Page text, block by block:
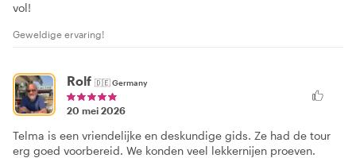
vol!
Geweldige ervaring!
Rolf 🇩🇪Germany
20 mei 2026
Telma is een vriendelijke en deskundige gids. Ze had de tour
erg goed voorbereid. We konden veel lekkernijen proeven.